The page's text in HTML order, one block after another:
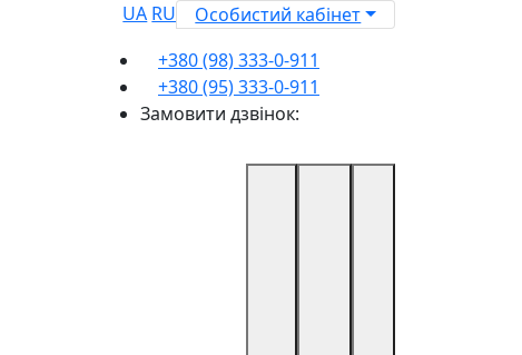
UA RU
Особистий кабінет
+380 (98) 333-0-911
+380 (95) 333-0-911
Замовити дзвінок: